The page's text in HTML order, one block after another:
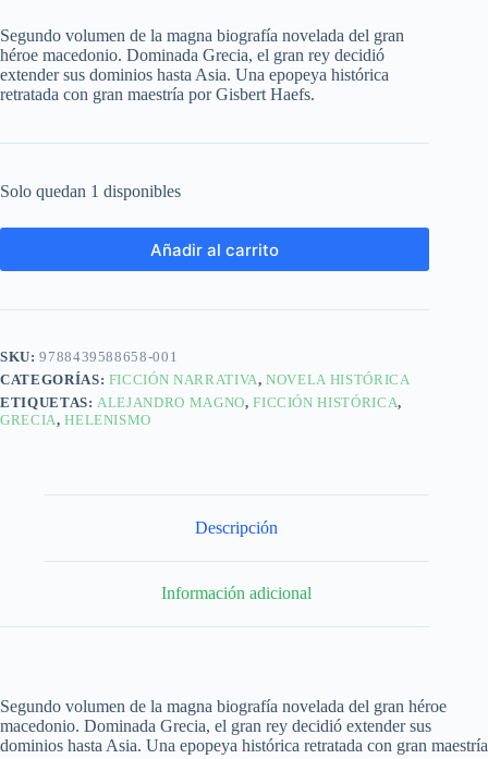
Segundo volumen de la magna biografía novelada del gran
héroe macedonio. Dominada Grecia, el gran rey decidió
extender sus dominios hasta Asia. Una epopeya histórica
retratada con gran maestría por Gisbert Haefs.
Solo quedan 1 disponibles
Añadir al carrito
SKU:9788439588658-001
CATEGORÍAS: FICCIÓN NARRATIVA,NOVELA HISTÓRICA
ETIQUETAS:ALEJANDRO MAGNO,FICCIÓN HISTÓRICA,
GRECIA,HELENISMO
Descripción
Información adicional
Segundo volumen de la magna biografía novelada del gran héroe
macedonio. Dominada Grecia, el gran rey decidió extender sus
dominios hasta Asia. Una epopeya histórica retratada con gran maestría